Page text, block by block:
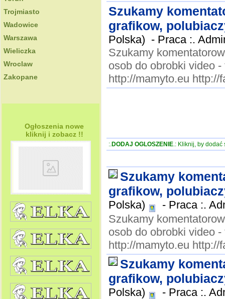
Trojmiasto
Wadowice
Warszawa
Wieliczka
Wroclaw
Zakopane
Ogłoszenia nowe
kliknij i zobacz !!
Szukamy
grafikow,
Polska) - Praca :.
Szukamy
osob do obrobki video
http://mamyto.eu http://
:.DODAJ OGLOSZENIE.: Kliknij, by dodać
Szukamy
grafikow,
Polska) - Praca :.
Szukamy
osob do obrobki video
http://mamyto.eu http://
Szukamy
grafikow,
Polska) - Praca :.